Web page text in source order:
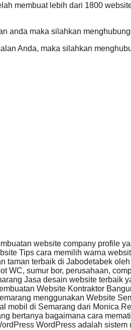
membuat lebih dari 1800
anda maka silahkan
Anda, maka silahkan
website company profile
Tips cara memilih warna
taman terbaik di Jabodetabek
WC, sumur bor, perusahaan,
Jasa desain website terbaik
Website Kontraktor
menggunakan Website
mobil di Semarang dari Monica
bertanya bagaimana cara
WordPress adalah